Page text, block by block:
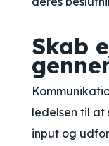
Skab
ledelsen til at
input og